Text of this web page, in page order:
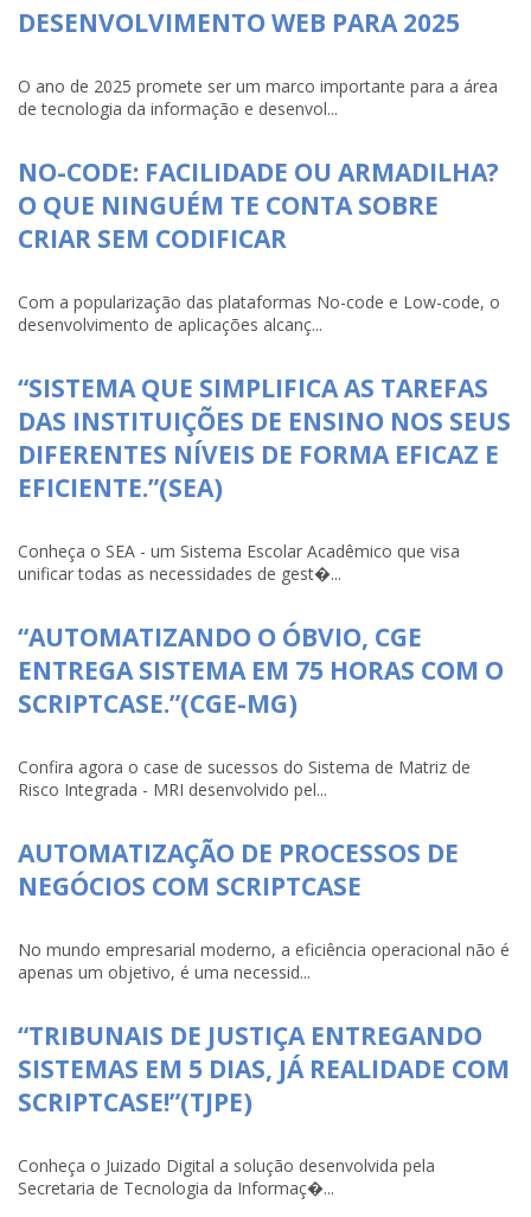
DESENVOLVIMENTO WEB PARA 2025
O ano de 2025 promete ser um marco importante para a área
de tecnologia da informação e desenvol...
NO-CODE: FACILIDADE OU ARMADILHA?
O QUE NINGUÉM TE CONTA SOBRE
CRIAR SEM CODIFICAR
Com a popularização das plataformas No-code e Low-code, o
desenvolvimento de aplicações alcanç...
“SISTEMA QUE SIMPLIFICA AS TAREFAS
DAS INSTITUIÇÕES DE ENSINO NOS SEUS
DIFERENTES NÍVEIS DE FORMA EFICAZ E
EFICIENTE.”(SEA)
Conheça o SEA - um Sistema Escolar Acadêmico que visa
unificar todas as necessidades de gest�...
“AUTOMATIZANDO O ÓBVIO, CGE
ENTREGA SISTEMA EM 75 HORAS COM O
SCRIPTCASE.”(CGE-MG)
Confira agora o case de sucessos do Sistema de Matriz de
Risco Integrada - MRI desenvolvido pel...
AUTOMATIZAÇÃO DE PROCESSOS DE
NEGÓCIOS COM SCRIPTCASE
No mundo empresarial moderno, a eficiência operacional não é
apenas um objetivo, é uma necessid...
“TRIBUNAIS DE JUSTIÇA ENTREGANDO
SISTEMAS EM 5 DIAS, JÁ REALIDADE COM
SCRIPTCASE!”(TJPE)
Conheça o Juizado Digital a solução desenvolvida pela
Secretaria de Tecnologia da Informaç�...